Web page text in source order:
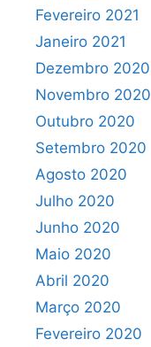
Fevereiro 2021
Janeiro 2021
Dezembro 2020
Novembro 2020
Outubro 2020
Setembro 2020
Agosto 2020
Julho 2020
Junho 2020
Maio 2020
Abril 2020
Março 2020
Fevereiro 2020